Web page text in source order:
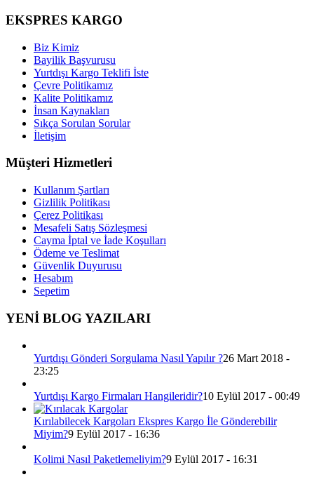
EKSPRES KARGO
Biz Kimiz
Bayilik Başvurusu
Yurtdışı Kargo Teklifi İste
Çevre Politikamız
Kalite Politikamız
İnsan Kaynakları
Sıkça Sorulan Sorular
İletişim
Müşteri Hizmetleri
Kullanım Şartları
Gizlilik Politikası
Çerez Politikası
Mesafeli Satış Sözleşmesi
Cayma İptal ve İade Koşulları
Ödeme ve Teslimat
Güvenlik Duyurusu
Hesabım
Sepetim
YENİ BLOG YAZILARI
Yurtdışı Gönderi Sorgulama Nasıl Yapılır ?26 Mart 2018 -
23:25
Yurtdışı Kargo Firmaları Hangileridir?10 Eylül 2017 - 00:49
Kırılabilecek Kargoları Ekspres Kargo İle Gönderebilir
Miyim?9 Eylül 2017 - 16:36
Kolimi Nasıl Paketlemeliyim?9 Eylül 2017 - 16:31